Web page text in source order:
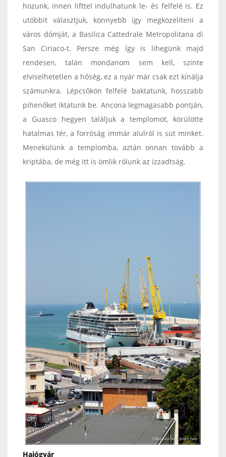
hozunk, innen lifttel indulhatunk le- és felfelé is. Ez
utóbbit választjuk, könnyebb így megközelíteni a
város dómját, a Basilica Cattedrale Metropolitana di
San Ciriaco-t. Persze még így is lihegünk majd
rendesen, talán mondanom sem kell, szinte
elviselhetetlen a hőség, ez a nyár már csak ezt kínálja
számunkra. Lépcsőkön felfelé baktatunk, hosszabb
pihenőket iktatunk be. Ancona legmagasabb pontján,
a Guasco hegyen találjuk a templomot, körülötte
hatalmas tér, a forróság immár alulról is süt minket.
Menekülünk a templomba, aztán onnan tovább a
kriptába, de még itt is ömlik rólunk az izzadtság.
Hajógyár